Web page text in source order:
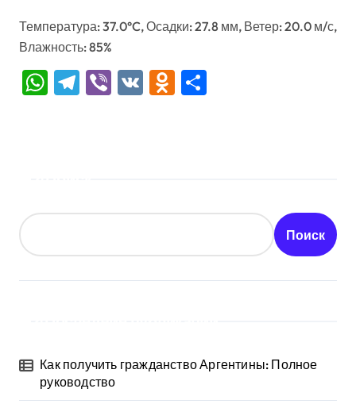
Температура: 37.0°C, Осадки: 27.8 мм, Ветер: 20.0 м/с,
Влажность: 85%
WhatsApp
Telegram
Viber
VK Odnoklassniki
Поиск
Как получить гражданство Аргентины: Полное
руководство